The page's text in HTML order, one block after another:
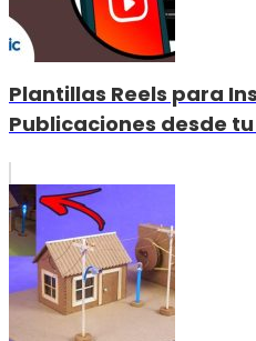
Plantillas Reels para
Publicaciones desde